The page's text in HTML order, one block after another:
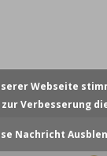
Webseite
Verbesserung
Nachricht